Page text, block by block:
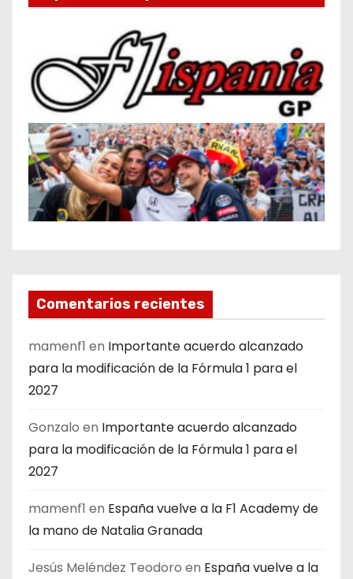
Comentarios recientes
mamenf1 en Importante acuerdo alcanzado
para la modificación de la Fórmula 1 para el
2027
Gonzalo en Importante acuerdo alcanzado
para la modificación de la Fórmula 1 para el
2027
mamenf1 en España vuelve a la F1 Academy de
la mano de Natalia Granada
Jesús Meléndez Teodoro en España vuelve a la